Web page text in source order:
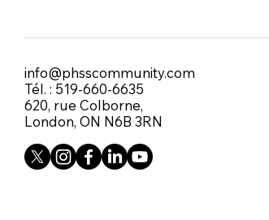
info@phsscommunity.com
Tél. : 519-660-6635
620, rue Colborne,
London, ON N6B 3RN